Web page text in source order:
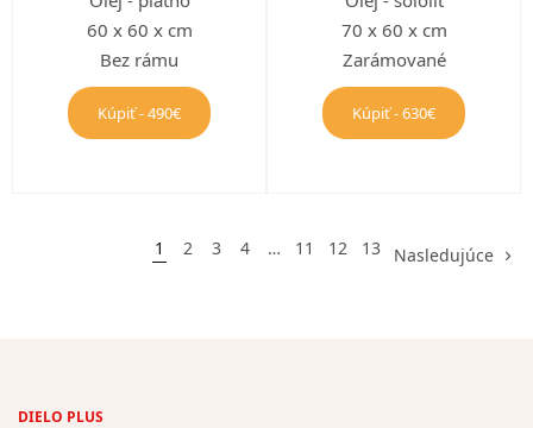
60 x 60 x cm
Bez rámu
Kúpiť - 490€
70 x 60 x cm
Zarámované
Kúpiť - 630€
1 2 3 4 … 11 12 13 Nasledujúce
DIELO PLUS